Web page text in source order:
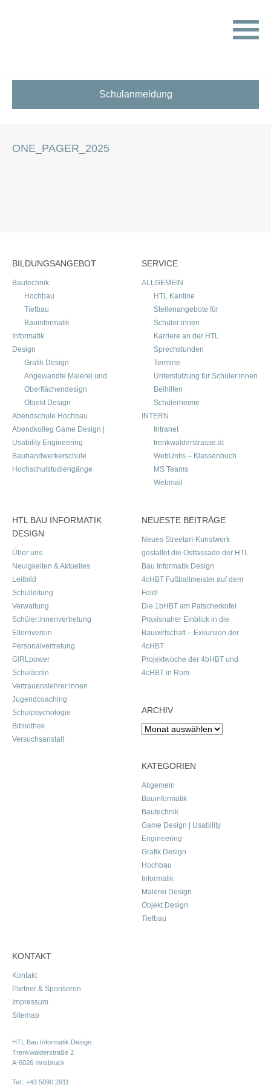
Schulanmeldung
ONE_PAGER_2025
BILDUNGSANGEBOT
Bautechnik
Hochbau
Tiefbau
Bauinformatik
Informatik
Design
Grafik Design
Angewandte Malerei und
Oberflächendesign
Objekt Design
Abendschule Hochbau
Abendkolleg Game Design |
Usability Engineering
Bauhandwerkerschule
Hochschulstudiengänge
SERVICE
ALLGEMEIN
HTL Kantine
Stellenangebote für
Schüler:innen
Karriere an der HTL
Sprechstunden
Termine
Unterstützung für Schüler:innen
Beihilfen
Schülerheime
INTERN
Intranet
trenkwalderstrasse.at
WebUntis – Klassenbuch
MS Teams
Webmail
HTL BAU INFORMATIK
DESIGN
Über uns
Neuigkeiten & Aktuelles
Leitbild
Schulleitung
Verwaltung
Schüler:innenvertretung
Elternverein
Personalvertretung
G!RLpower
Schulärztin
Vertrauenslehrer:innen
Jugendcoaching
Schulpsychologie
Bibliothek
Versuchsanstalt
NEUESTE BEITRÄGE
Neues Streetart-Kunstwerk
gestaltet die Ostfassade der HTL
Bau Informatik Design
4cHBT Fußballmeister auf dem
Feld!
Die 1bHBT am Patscherkofel
Praxisnaher Einblick in die
Bauwirtschaft – Exkursion der
4cHBT
Projektwoche der 4bHBT und
4cHBT in Rom
ARCHIV
Archiv
KATEGORIEN
Allgemein
Bauinformatik
Bautechnik
Game Design | Usability
Engineering
Grafik Design
Hochbau
Informatik
Malerei Design
Objekt Design
Tiefbau
KONTAKT
Kontakt
Partner & Sponsoren
Impressum
Sitemap
HTL Bau Informatik Design
Trenkwalderstraße 2
A-6026 Innsbruck
Tel.: +43 5090 2811